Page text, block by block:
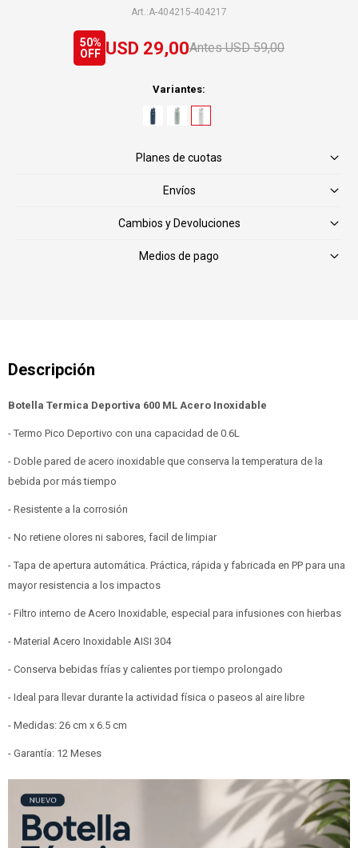
A-404215-404217
USD 29,00 USD 59,00
50
Variantes:
Planes de cuotas
Envíos
Cambios y Devoluciones
Medios de pago
Botella Termica Deportiva 600 ML Acero Inoxidable
- Termo Pico Deportivo con una capacidad de 0.6L
- Doble pared de acero inoxidable que conserva la temperatura de la
bebida por más tiempo
- Resistente a la corrosión
- No retiene olores ni sabores, facil de limpiar
- Tapa de apertura automática. Práctica, rápida y fabricada en PP para una
mayor resistencia a los impactos
- Filtro interno de Acero Inoxidable, especial para infusiones con hierbas
- Material Acero Inoxidable AISI 304
- Conserva bebidas frías y calientes por tiempo prolongado
- Ideal para llevar durante la actividad física o paseos al aire libre
- Medidas: 26 cm x 6.5 cm
- Garantía: 12 Meses